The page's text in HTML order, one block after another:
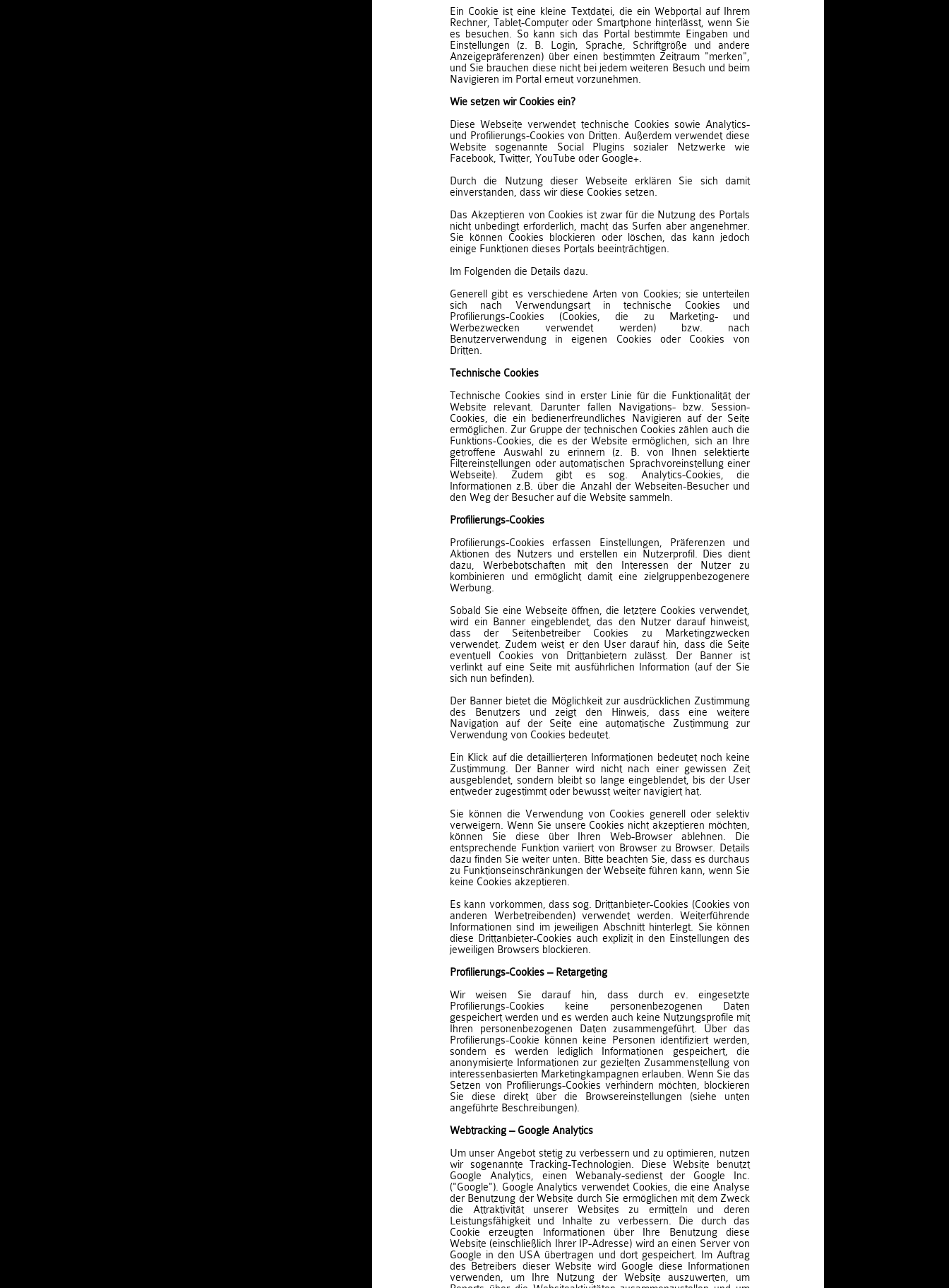
Ein Cookie ist eine kleine Textdatei, die ein Webportal auf Ihrem
Rechner, Tablet-Computer oder Smartphone hinterlässt, wenn Sie
es besuchen. So kann sich das Portal bestimmte Eingaben und
Einstellungen (z. B. Login, Sprache, Schriftgröße und andere
Anzeigepräferenzen) über einen bestimmten Zeitraum "merken",
und Sie brauchen diese nicht bei jedem weiteren Besuch und beim
Navigieren im Portal erneut vorzunehmen.
Wie setzen wir Cookies ein?
Diese Webseite verwendet technische Cookies sowie Analytics-
und Profilierungs-Cookies von Dritten. Außerdem verwendet diese
Website sogenannte Social Plugins sozialer Netzwerke wie
Facebook, Twitter, YouTube oder Google+.
Durch die Nutzung dieser Webseite erklären Sie sich damit
einverstanden, dass wir diese Cookies setzen.
Das Akzeptieren von Cookies ist zwar für die Nutzung des Portals
nicht unbedingt erforderlich, macht das Surfen aber angenehmer.
Sie können Cookies blockieren oder löschen, das kann jedoch
einige Funktionen dieses Portals beeinträchtigen.
Im Folgenden die Details dazu.
Generell gibt es verschiedene Arten von Cookies; sie unterteilen
sich nach Verwendungsart in technische Cookies und
Profilierungs-Cookies (Cookies, die zu Marketing- und
Werbezwecken verwendet werden) bzw. nach
Benutzerverwendung in eigenen Cookies oder Cookies von
Dritten.
Technische Cookies
Technische Cookies sind in erster Linie für die Funktionalität der
Website relevant. Darunter fallen Navigations- bzw. Session-
Cookies, die ein bedienerfreundliches Navigieren auf der Seite
ermöglichen. Zur Gruppe der technischen Cookies zählen auch die
Funktions-Cookies, die es der Website ermöglichen, sich an Ihre
getroffene Auswahl zu erinnern (z. B. von Ihnen selektierte
Filtereinstellungen oder automatischen Sprachvoreinstellung einer
Webseite). Zudem gibt es sog. Analytics-Cookies, die
Informationen z.B. über die Anzahl der Webseiten-Besucher und
den Weg der Besucher auf die Website sammeln.
Profilierungs-Cookies
Profilierungs-Cookies erfassen Einstellungen, Präferenzen und
Aktionen des Nutzers und erstellen ein Nutzerprofil. Dies dient
dazu, Werbebotschaften mit den Interessen der Nutzer zu
kombinieren und ermöglicht damit eine zielgruppenbezogenere
Werbung.
Sobald Sie eine Webseite öffnen, die letztere Cookies verwendet,
wird ein Banner eingeblendet, das den Nutzer darauf hinweist,
dass der Seitenbetreiber Cookies zu Marketingzwecken
verwendet. Zudem weist er den User darauf hin, dass die Seite
eventuell Cookies von Drittanbietern zulässt. Der Banner ist
verlinkt auf eine Seite mit ausführlichen Information (auf der Sie
sich nun befinden).
Der Banner bietet die Möglichkeit zur ausdrücklichen Zustimmung
des Benutzers und zeigt den Hinweis, dass eine weitere
Navigation auf der Seite eine automatische Zustimmung zur
Verwendung von Cookies bedeutet.
Ein Klick auf die detaillierteren Informationen bedeutet noch keine
Zustimmung. Der Banner wird nicht nach einer gewissen Zeit
ausgeblendet, sondern bleibt so lange eingeblendet, bis der User
entweder zugestimmt oder bewusst weiter navigiert hat.
Sie können die Verwendung von Cookies generell oder selektiv
verweigern. Wenn Sie unsere Cookies nicht akzeptieren möchten,
können Sie diese über Ihren Web-Browser ablehnen. Die
entsprechende Funktion variiert von Browser zu Browser. Details
dazu finden Sie weiter unten. Bitte beachten Sie, dass es durchaus
zu Funktionseinschränkungen der Webseite führen kann, wenn Sie
keine Cookies akzeptieren.
Es kann vorkommen, dass sog. Drittanbieter-Cookies (Cookies von
anderen Werbetreibenden) verwendet werden. Weiterführende
Informationen sind im jeweiligen Abschnitt hinterlegt. Sie können
diese Drittanbieter-Cookies auch explizit in den Einstellungen des
jeweiligen Browsers blockieren.
Profilierungs-Cookies – Retargeting
Wir weisen Sie darauf hin, dass durch ev. eingesetzte
Profilierungs-Cookies keine personenbezogenen Daten
gespeichert werden und es werden auch keine Nutzungsprofile mit
Ihren personenbezogenen Daten zusammengeführt. Über das
Profilierungs-Cookie können keine Personen identifiziert werden,
sondern es werden lediglich Informationen gespeichert, die
anonymisierte Informationen zur gezielten Zusammenstellung von
interessenbasierten Marketingkampagnen erlauben. Wenn Sie das
Setzen von Profilierungs-Cookies verhindern möchten, blockieren
Sie diese direkt über die Browsereinstellungen (siehe unten
angeführte Beschreibungen).
Webtracking – Google Analytics
Um unser Angebot stetig zu verbessern und zu optimieren, nutzen
wir sogenannte Tracking-Technologien. Diese Website benutzt
Google Analytics, einen Webanaly-sedienst der Google Inc.
("Google"). Google Analytics verwendet Cookies, die eine Analyse
der Benutzung der Website durch Sie ermöglichen mit dem Zweck
die Attraktivität unserer Websites zu ermitteln und deren
Leistungsfähigkeit und Inhalte zu verbessern. Die durch das
Cookie erzeugten Informationen über Ihre Benutzung diese
Website (einschließlich Ihrer IP-Adresse) wird an einen Server von
Google in den USA übertragen und dort gespeichert. Im Auftrag
des Betreibers dieser Website wird Google diese Informationen
verwenden, um Ihre Nutzung der Website auszuwerten, um